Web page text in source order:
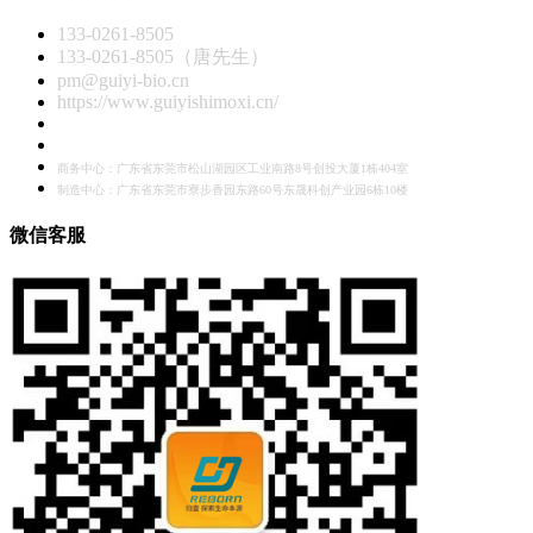
133-0261-8505
133-0261-8505（唐先生）
pm@guiyi-bio.cn
https://www.guiyishimoxi.cn/
商务中心：广东省东莞市松山湖园区工业南路8号创投大厦1栋404室
制造中心：广东省东莞市寮步香园东路60号东晟科创产业园6栋10楼
微信客服